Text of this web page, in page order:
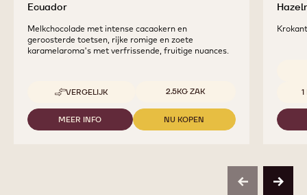
Ecuador
Melkchocolade met intense cacaokern en
geroosterde toetsen, rijke romige en zoete
karamelaroma's met verfrissende, fruitige nuances.
VERGELIJK
-
ECUADOR
Beschikbare maten
2.5KG ZAK
MEER INFO
-
NU KOPEN
-
previousnext